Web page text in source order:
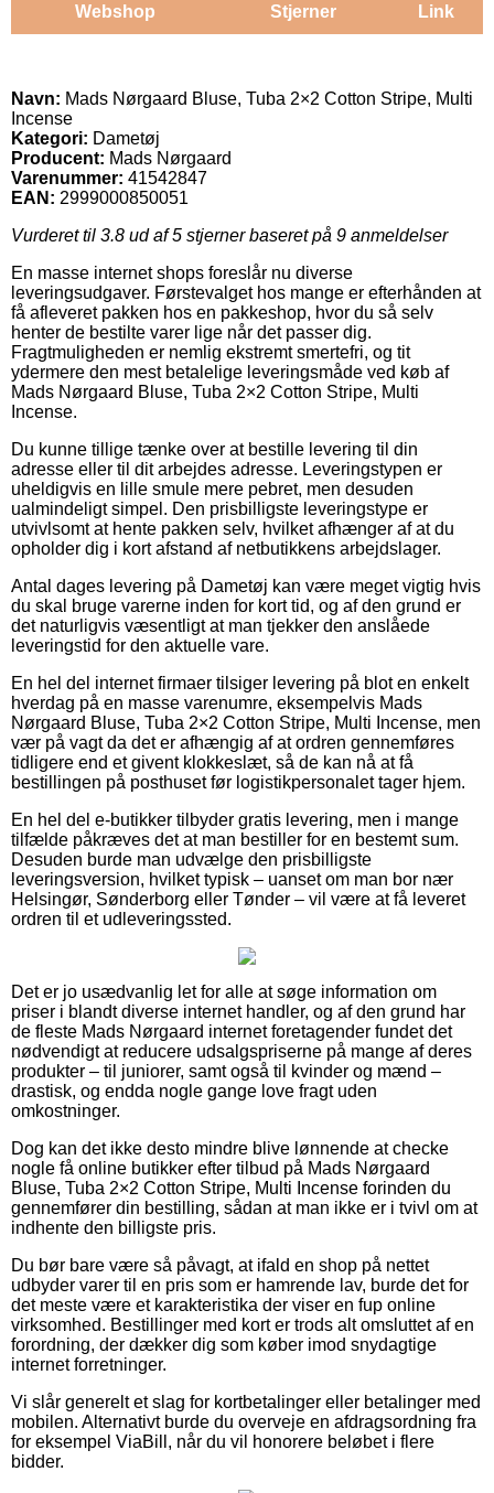
Webshop Stjerner Link
Navn: Mads Nørgaard Bluse, Tuba 2×2 Cotton Stripe, Multi
Incense
Kategori: Dametøj
Producent: Mads Nørgaard
Varenummer: 41542847
EAN: 2999000850051
Vurderet til 3.8 ud af 5 stjerner baseret på 9 anmeldelser
En masse internet shops foreslår nu diverse
leveringsudgaver. Førstevalget hos mange er efterhånden at
få afleveret pakken hos en pakkeshop, hvor du så selv
henter de bestilte varer lige når det passer dig.
Fragtmuligheden er nemlig ekstremt smertefri, og tit
ydermere den mest betalelige leveringsmåde ved køb af
Mads Nørgaard Bluse, Tuba 2×2 Cotton Stripe, Multi
Incense.
Du kunne tillige tænke over at bestille levering til din
adresse eller til dit arbejdes adresse. Leveringstypen er
uheldigvis en lille smule mere pebret, men desuden
ualmindeligt simpel. Den prisbilligste leveringstype er
utvivlsomt at hente pakken selv, hvilket afhænger af at du
opholder dig i kort afstand af netbutikkens arbejdslager.
Antal dages levering på Dametøj kan være meget vigtig hvis
du skal bruge varerne inden for kort tid, og af den grund er
det naturligvis væsentligt at man tjekker den anslåede
leveringstid for den aktuelle vare.
En hel del internet firmaer tilsiger levering på blot en enkelt
hverdag på en masse varenumre, eksempelvis Mads
Nørgaard Bluse, Tuba 2×2 Cotton Stripe, Multi Incense, men
vær på vagt da det er afhængig af at ordren gennemføres
tidligere end et givent klokkeslæt, så de kan nå at få
bestillingen på posthuset før logistikpersonalet tager hjem.
En hel del e-butikker tilbyder gratis levering, men i mange
tilfælde påkræves det at man bestiller for en bestemt sum.
Desuden burde man udvælge den prisbilligste
leveringsversion, hvilket typisk – uanset om man bor nær
Helsingør, Sønderborg eller Tønder – vil være at få leveret
ordren til et udleveringssted.
Det er jo usædvanlig let for alle at søge information om
priser i blandt diverse internet handler, og af den grund har
de fleste Mads Nørgaard internet foretagender fundet det
nødvendigt at reducere udsalgspriserne på mange af deres
produkter – til juniorer, samt også til kvinder og mænd –
drastisk, og endda nogle gange love fragt uden
omkostninger.
Dog kan det ikke desto mindre blive lønnende at checke
nogle få online butikker efter tilbud på Mads Nørgaard
Bluse, Tuba 2×2 Cotton Stripe, Multi Incense forinden du
gennemfører din bestilling, sådan at man ikke er i tvivl om at
indhente den billigste pris.
Du bør bare være så påvagt, at ifald en shop på nettet
udbyder varer til en pris som er hamrende lav, burde det for
det meste være et karakteristika der viser en fup online
virksomhed. Bestillinger med kort er trods alt omsluttet af en
forordning, der dækker dig som køber imod snydagtige
internet forretninger.
Vi slår generelt et slag for kortbetalinger eller betalinger med
mobilen. Alternativt burde du overveje en afdragsordning fra
for eksempel ViaBill, når du vil honorere beløbet i flere
bidder.